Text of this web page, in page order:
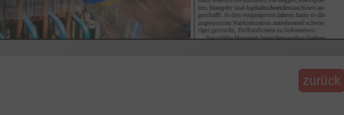
zurück